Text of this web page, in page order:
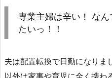
専業主婦は辛い！ な
たいっ！！
夫は配置転換で日勤になりま